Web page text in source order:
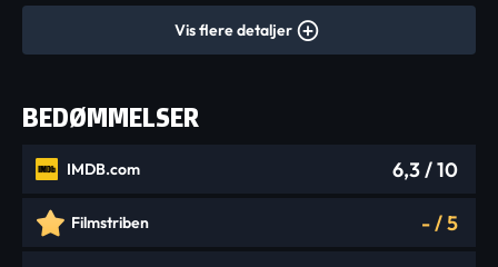
Vis flere detaljer
BEDØMMELSER
IMDB.com 6,3/ 10
Filmstriben -/5